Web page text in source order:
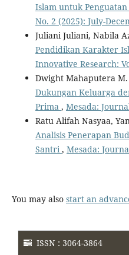
Islam untuk
No. 2 (2025): July-
Juliani Juliani, Nabila
Pendidikan Karakter
Innovative Research:
Dwight Mahaputera
Dukungan Keluarga
Prima , Mesada:
Ratu Alifah Nasyaa,
Analisis Penerapan
Santri, Mesada:
You may also start an
ISSN : 3064-3864